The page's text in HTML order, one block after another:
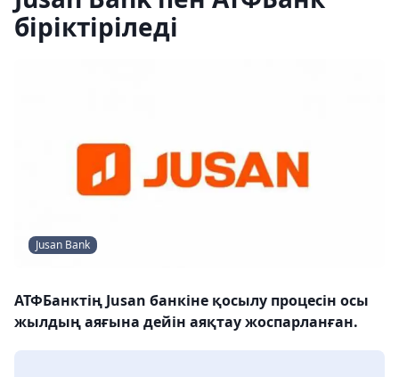
біріктіріледі
Jusan Bank
АТФБанктің Jusan банкіне қосылу процесін осы
жылдың аяғына дейін аяқтау жоспарланған.